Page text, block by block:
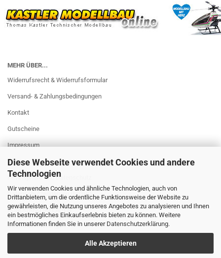
Diese Webseite verwendet Cookies und andere
Technologien
Wir verwenden Cookies und ähnliche Technologien, auch von
Drittanbietern, um die ordentliche Funktionsweise der Website zu
gewährleisten, die Nutzung unseres Angebotes zu analysieren und Ihnen
ein bestmögliches Einkaufserlebnis bieten zu können. Weitere
Informationen finden Sie in unserer Datenschutzerklärung.
Alle Akzeptieren
MEHR ÜBER...
Widerrufsrecht & Widerrufsformular
Versand- & Zahlungsbedingungen
Kontakt
Gutscheine
Impressum
AGB
Privatsphäre und Datenschutz
Datenschutzerklärung DSGVO
RUNDGANG IM LADEN
Cookie Einstellungen